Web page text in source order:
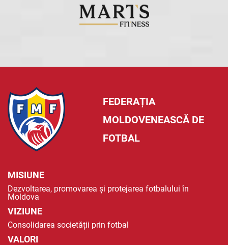
FEDERAȚIA
MOLDOVENEASCĂ DE
FOTBAL
MISIUNE
Dezvoltarea, promovarea și protejarea fotbalului în
Moldova
VIZIUNE
Consolidarea societății prin fotbal
VALORI